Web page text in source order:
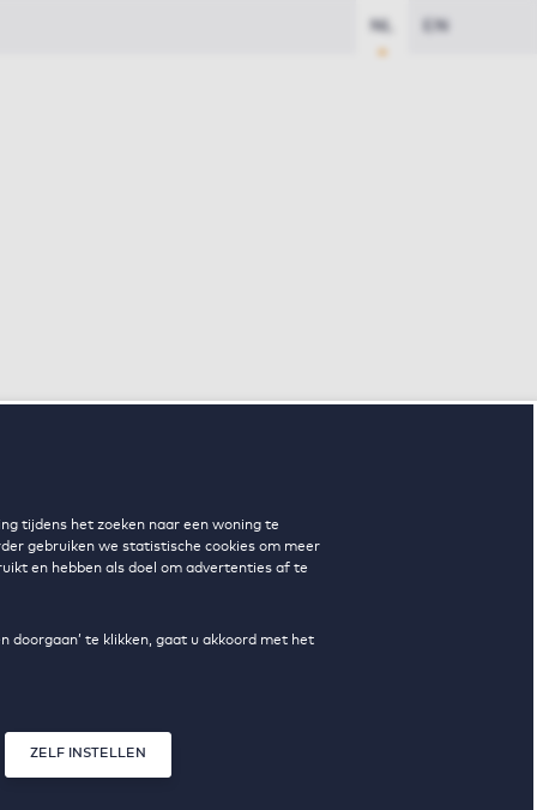
tijdens het zoeken naar een woning te
gebruiken we statistische cookies om meer
en hebben als doel om advertenties af te
doorgaan’ te klikken, gaat u akkoord met het
ZELF INSTELLEN
NL EN